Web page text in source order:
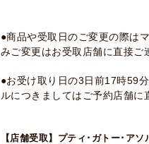
●商品や受取日のご変更の際は
みご変更はお受取店舗に直接ご
●お受け取り日の3日前17時59
ルにつきましてはご予約店舗に
【店舗受取】プティ･ガトー･ア